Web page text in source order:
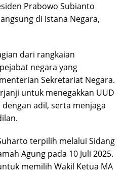
Prabowo Subianto
di Istana Negara,
dari rangkaian
negara yang
Sekretariat Negara.
untuk menegakkan UUD
adil, serta menjaga
terpilih melalui Sidang
Agung pada 10 Juli 2025.
memilih Wakil Ketua MA